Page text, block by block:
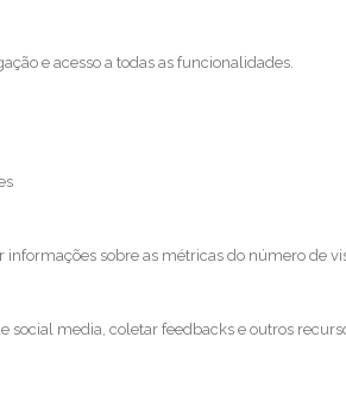
e acesso a todas as funcionalidades.
sobre as métricas do número de
media, coletar feedbacks e outros